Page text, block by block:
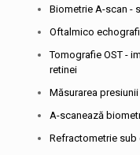
Biometrie A-scan -
Oftalmico
Tomografie OST -
retinei
Măsurarea
A-scanează
Refractometrie